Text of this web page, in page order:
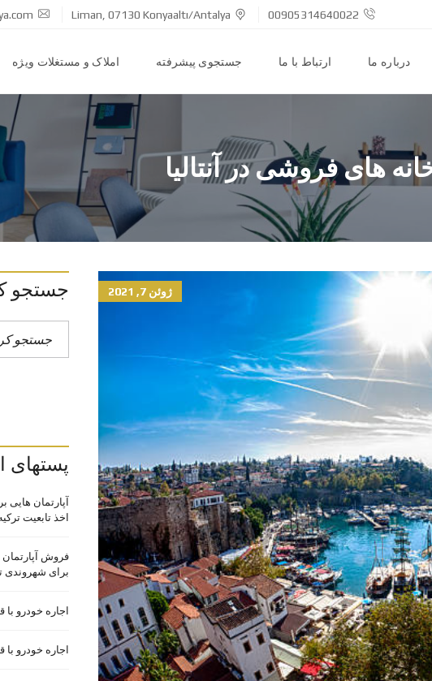
00905314640022
Liman, 07130 Konyaaltı/Antalya
درباره ما ارتباط با ما جستجوی پیشرفته املاک و مستغلات ویژه
های فروشی در آنتالیا
ژوئن 7, 2021 جستجو
پستهای
آپارتمان
اخذ تابعیت
فروش آپارتمان
برای شهروندی
اجاره خودرو با
اجاره خودرو با